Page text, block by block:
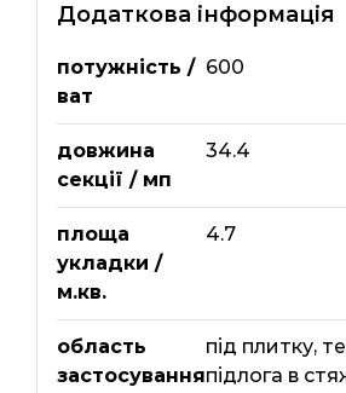
Додаткова інформація
потужність /
ват
600
довжина
секції / мп
34.4
площа
укладки /
м.кв.
4.7
область
застосування
під плитку,
підлога в